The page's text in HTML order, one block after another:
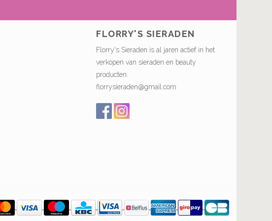
FLORRY'S SIERADEN
Florry's Sieraden is al jaren actief in het
verkopen van sieraden en beauty
producten.
florrysieraden@gmail.com